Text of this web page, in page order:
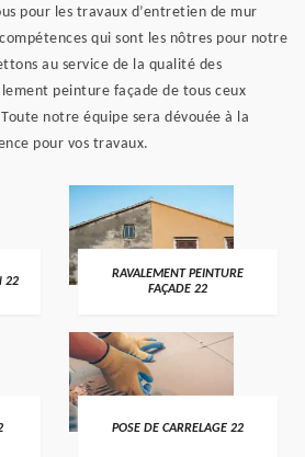
pour les travaux d’entretien de mur
qui sont les nôtres pour notre
au service de la qualité des
peinture façade de tous ceux
notre équipe sera dévouée à la
pour vos travaux.
22
RAVALEMENT PEINTURE
FAÇADE 22
POSE DE CARRELAGE 22